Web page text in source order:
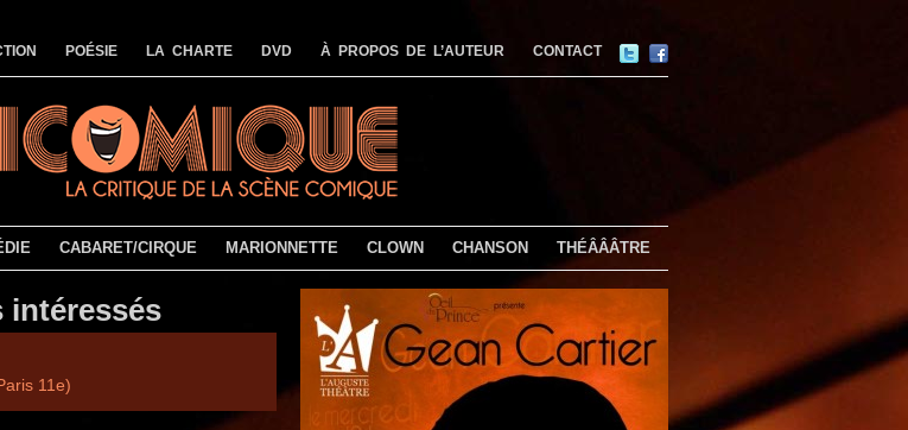
POÉSIE LA CHARTE DVD À PROPOS DE L’AUTEUR CONTACT
CABARET/CIRQUE MARIONNETTE CLOWN CHANSON THÉÂÂÂTRE
intéressés
11e)